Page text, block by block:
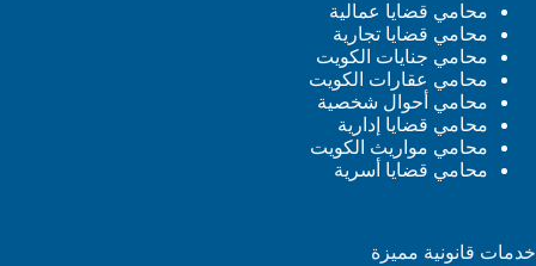
محامي قضايا عمالية
محامي قضايا تجارية
محامي جنايات الكويت
محامي عقارات الكويت
محامي أحوال شخصية
محامي قضايا إدارية
محامي مواريث الكويت
محامي قضايا أسرية
خدمات قانونية مميزة